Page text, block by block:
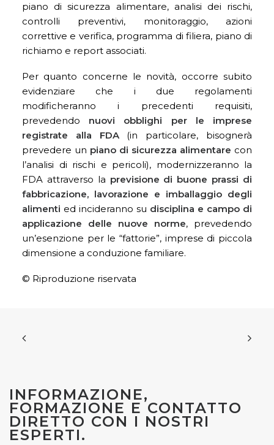
piano di sicurezza alimentare, analisi dei rischi,
controlli preventivi, monitoraggio, azioni
correttive e verifica, programma di filiera, piano di
richiamo e report associati.
Per quanto concerne le novità, occorre subito
evidenziare che i due regolamenti
modificheranno i precedenti requisiti,
prevedendo nuovi obblighi per le imprese
registrate alla FDA(in particolare, bisognerà
prevedere un piano di sicurezza alimentare con
l’analisi di rischi e pericoli), modernizzeranno la
FDA attraverso la previsione di buone prassi di
fabbricazione, lavorazione e imballaggio degli
alimenti ed incideranno su disciplina e campo di
applicazione delle nuove norme, prevedendo
un’esenzione per le “fattorie”, imprese di piccola
dimensione a conduzione familiare.
© Riproduzione riservata
INFORMAZIONE,
FORMAZIONE E CONTATTO
DIRETTO CON I NOSTRI
ESPERTI.